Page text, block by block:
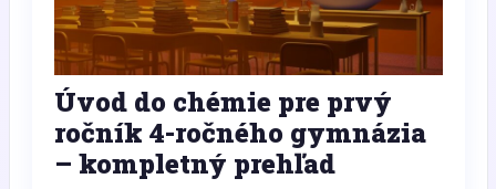
Úvod do chémie pre prvý
ročník 4-ročného gymnázia
– kompletný prehľad